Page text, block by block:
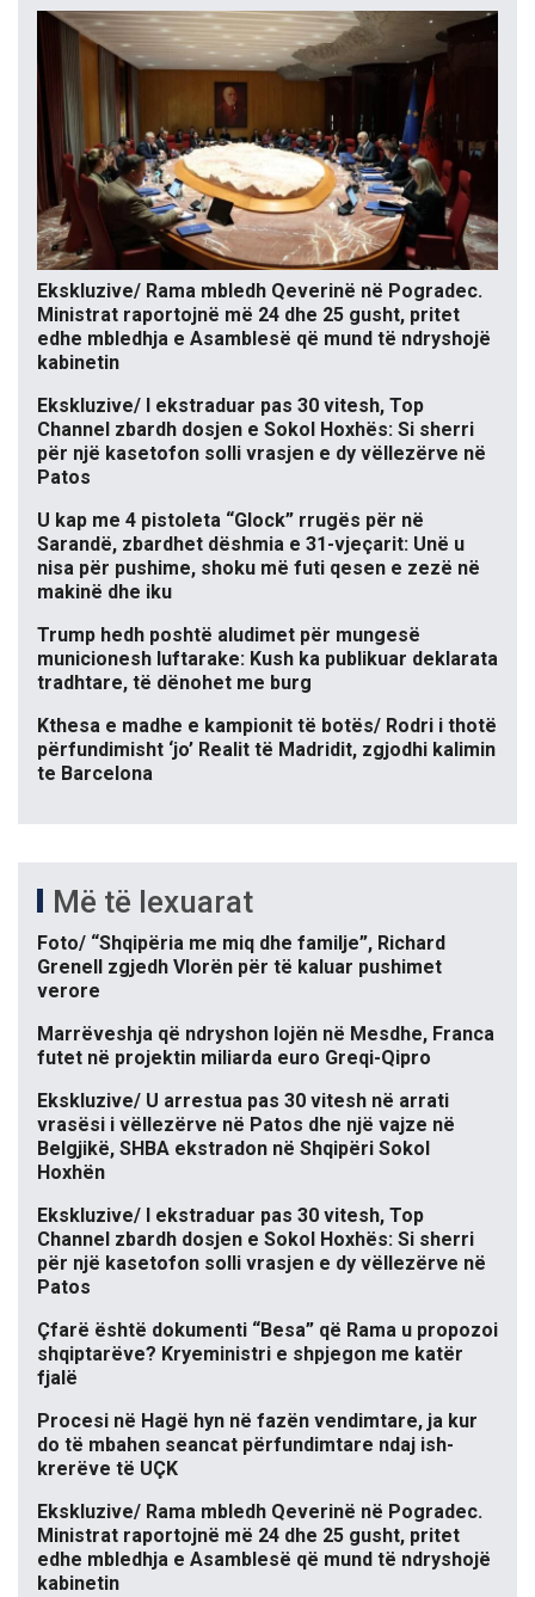
Ekskluzive/ Rama mbledh Qeverinë në Pogradec.
Ministrat raportojnë më 24 dhe 25 gusht, pritet
edhe mbledhja e Asamblesë që mund të ndryshojë
kabinetin
Ekskluzive/ I ekstraduar pas 30 vitesh, Top
Channel zbardh dosjen e Sokol Hoxhës: Si sherri
për një kasetofon solli vrasjen e dy vëllezërve në
Patos
U kap me 4 pistoleta “Glock” rrugës për në
Sarandë, zbardhet dëshmia e 31-vjeçarit: Unë u
nisa për pushime, shoku më futi qesen e zezë në
makinë dhe iku
Trump hedh poshtë aludimet për mungesë
municionesh luftarake: Kush ka publikuar deklarata
tradhtare, të dënohet me burg
Kthesa e madhe e kampionit të botës/ Rodri i thotë
përfundimisht ‘jo’ Realit të Madridit, zgjodhi kalimin
te Barcelona
Më të lexuarat
Foto/ “Shqipëria me miq dhe familje”, Richard
Grenell zgjedh Vlorën për të kaluar pushimet
verore
Marrëveshja që ndryshon lojën në Mesdhe, Franca
futet në projektin miliarda euro Greqi-Qipro
Ekskluzive/ U arrestua pas 30 vitesh në arrati
vrasësi i vëllezërve në Patos dhe një vajze në
Belgjikë, SHBA ekstradon në Shqipëri Sokol
Hoxhën
Ekskluzive/ I ekstraduar pas 30 vitesh, Top
Channel zbardh dosjen e Sokol Hoxhës: Si sherri
për një kasetofon solli vrasjen e dy vëllezërve në
Patos
Çfarë është dokumenti “Besa” që Rama u propozoi
shqiptarëve? Kryeministri e shpjegon me katër
fjalë
Procesi në Hagë hyn në fazën vendimtare, ja kur
do të mbahen seancat përfundimtare ndaj ish-
krerëve të UÇK
Ekskluzive/ Rama mbledh Qeverinë në Pogradec.
Ministrat raportojnë më 24 dhe 25 gusht, pritet
edhe mbledhja e Asamblesë që mund të ndryshojë
kabinetin